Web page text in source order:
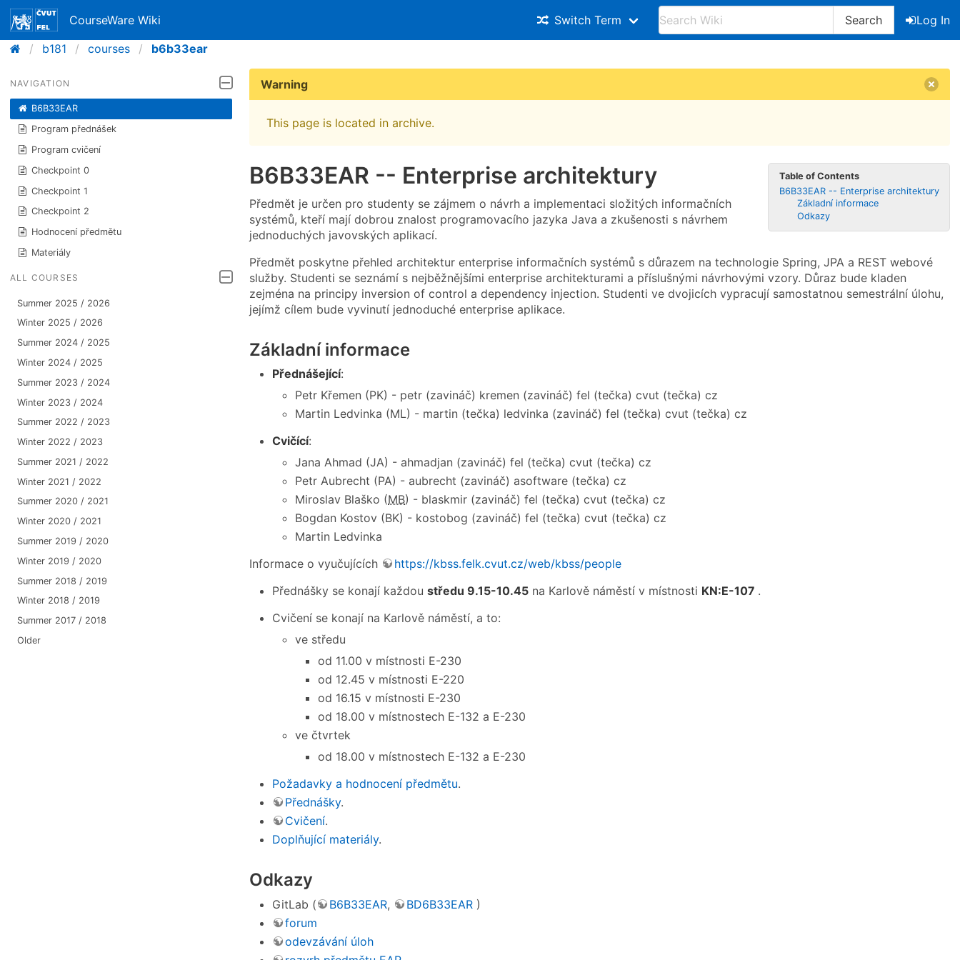
CourseWare Wiki Switch Term Search
Log In
b181
courses b6b33ear
NAVIGATION
B6B33EAR
Program přednášek
Program cvičení
Checkpoint 0
Checkpoint 1
Checkpoint 2
Hodnocení předmětu
Materiály
ALL COURSES
Summer 2025 / 2026
Winter 2025 / 2026
Summer 2024 / 2025
Winter 2024 / 2025
Summer 2023 / 2024
Winter 2023 / 2024
Summer 2022 / 2023
Winter 2022 / 2023
Summer 2021 / 2022
Winter 2021 / 2022
Summer 2020 / 2021
Winter 2020 / 2021
Summer 2019 / 2020
Winter 2019 / 2020
Summer 2018 / 2019
Winter 2018 / 2019
Summer 2017 / 2018
Older
Warning
This page is located in archive.
Table of Contents
B6B33EAR -- Enterprise architektury
Základní informace
Odkazy
B6B33EAR -- Enterprise architektury
Předmět je určen pro studenty se zájmem o návrh a implementaci složitých informačních
systémů, kteří mají dobrou znalost programovacího jazyka Java a zkušenosti s návrhem
jednoduchých javovských aplikací.
Předmět poskytne přehled architektur enterprise informačních systémů s důrazem na technologie Spring, JPA a REST webové
služby. Studenti se seznámí s nejběžnějšími enterprise architekturami a příslušnými návrhovými vzory. Důraz bude kladen
zejména na principy inversion of control a dependency injection. Studenti ve dvojicích vypracují samostatnou semestrální úlohu,
jejímž cílem bude vyvinutí jednoduché enterprise aplikace.
Základní informace
Přednášející:
Petr Křemen (PK) - petr (zavináč) kremen (zavináč) fel (tečka) cvut (tečka) cz
Martin Ledvinka (ML) - martin (tečka) ledvinka (zavináč) fel (tečka) cvut (tečka) cz
Cvičící:
Jana Ahmad (JA) - ahmadjan (zavináč) fel (tečka) cvut (tečka) cz
Petr Aubrecht (PA) - aubrecht (zavináč) asoftware (tečka) cz
Miroslav Blaško (MB) - blaskmir (zavináč) fel (tečka) cvut (tečka) cz
Bogdan Kostov (BK) - kostobog (zavináč) fel (tečka) cvut (tečka) cz
Martin Ledvinka
Informace o vyučujících
https://kbss.felk.cvut.cz/web/kbss/people
Přednášky se konají každou středu 9.15-10.45 na Karlově náměstí v místnosti KN:E-107 .
Cvičení se konají na Karlově náměstí, a to:
ve středu
od 11.00 v místnosti E-230
od 12.45 v místnosti E-220
od 16.15 v místnosti E-230
od 18.00 v místnostech E-132 a E-230
ve čtvrtek
od 18.00 v místnostech E-132 a E-230
Požadavky a hodnocení předmětu.
Přednášky.
Cvičení.
Doplňující materiály.
Odkazy
GitLab ( B6B33EAR, BD6B33EAR )
forum
odevzávání úloh